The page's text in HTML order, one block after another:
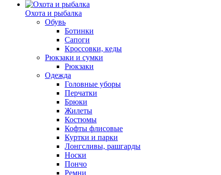
Охота и рыбалка
Обувь
Ботинки
Сапоги
Кроссовки, кеды
Рюкзаки и сумки
Рюкзаки
Одежда
Головные уборы
Перчатки
Брюки
Жилеты
Костюмы
Кофты флисовые
Куртки и парки
Лонгсливы, рашгарды
Носки
Пончо
Ремни